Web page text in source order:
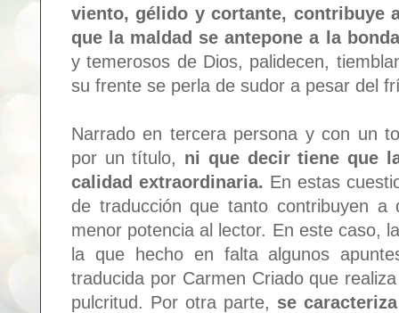
viento, gélido y cortante, contribuye
que la maldad se antepone a la
y temerosos de Dios, palidecen,
su frente se perla de sudor a pesar del
Narrado en tercera persona y con un
por un título, ni que decir tiene que
calidad extraordinaria. En estas
de traducción que tanto contribuyen
menor potencia al lector. En este caso,
la que hecho en falta algunos
traducida por Carmen Criado que
pulcritud. Por otra parte, se